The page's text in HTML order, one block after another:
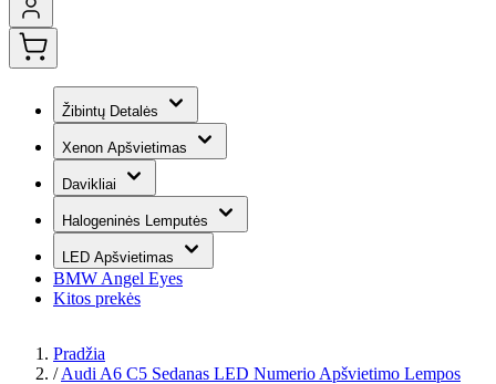
Žibintų Detalės
Xenon Apšvietimas
Davikliai
Halogeninės Lemputės
LED Apšvietimas
BMW Angel Eyes
Kitos prekės
Pradžia
/ Audi A6 C5 Sedanas LED Numerio Apšvietimo Lempos